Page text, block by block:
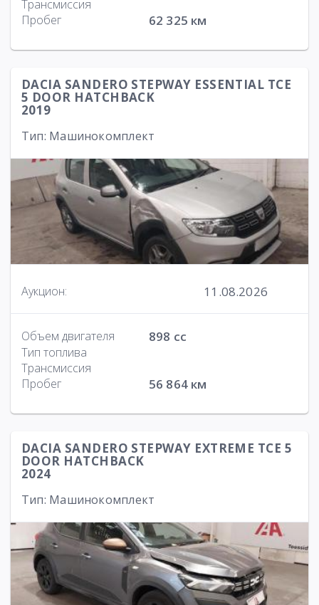
Трансмиссия
Пробег
62 325 км
DACIA SANDERO STEPWAY ESSENTIAL TCE
5 DOOR HATCHBACK
2019
Тип: Машинокомплект
Аукцион: 11.08.2026
Объем двигателя 898 cc
Тип топлива
Трансмиссия
Пробег
56 864 км
DACIA SANDERO STEPWAY EXTREME TCE 5
DOOR HATCHBACK
2024
Тип: Машинокомплект